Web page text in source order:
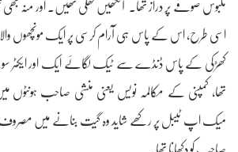
ملبوس صوفے پر دراز تھا۔ آنکھیں کھلی تھیں۔ اور منہ بھی نیم
اسی طرح، اس کے پاس ہی آرام کرسی پر ایک مونچھوں والا ادھیڑ
کھڑکی کے پاس ڈنڈے سے ٹیک لگائے ایک اور ایکٹر
تھا، کمپنی کے مکالمہ نویس یعنی منشی صاحب ہونٹوں
میک اپ ٹیبل پر رکھے شاید وہ گیت بنانے میں مصروف
صاحب کو دکھانا تھا۔